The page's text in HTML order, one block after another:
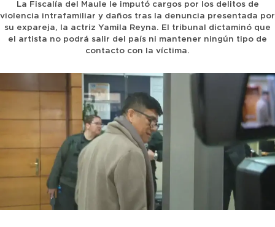
La Fiscalía del Maule le imputó cargos por los delitos de
violencia intrafamiliar y daños tras la denuncia presentada por
su expareja, la actriz Yamila Reyna. El tribunal dictaminó que
el artista no podrá salir del país ni mantener ningún tipo de
contacto con la víctima.